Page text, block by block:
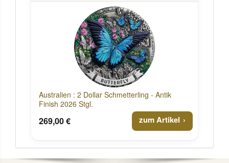
Australien : 2 Dollar Schmetterling - Antik
Finish 2026 Stgl.
269,00 € zum Artikel